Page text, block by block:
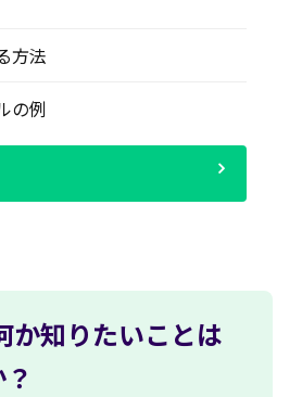
方法
の例
か知りたいことは